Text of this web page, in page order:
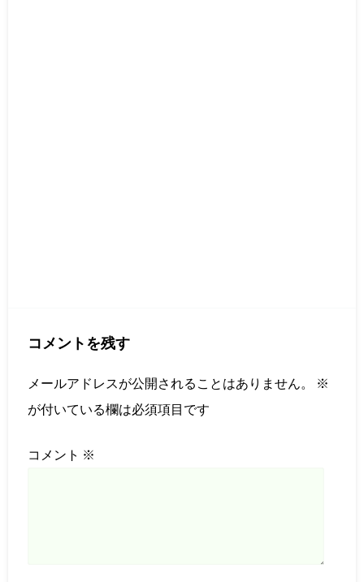
コメントを残す
メールアドレスが公開されることはありません。
※
が付いている欄は必須項目です
コメント ※